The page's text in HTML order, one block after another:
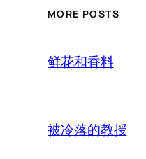
MORE POSTS
鲜花和香料
被冷落的教授